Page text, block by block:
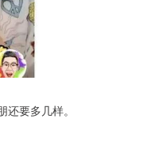
要多几样。